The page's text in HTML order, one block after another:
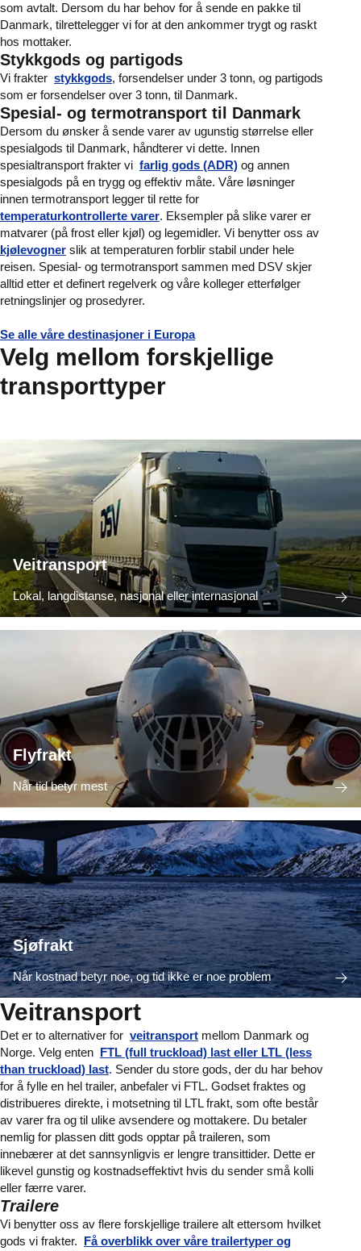
som avtalt. Dersom du har behov for å sende en pakke til
Danmark, tilrettelegger vi for at den ankommer trygt og raskt
hos mottaker.
Stykkgods og partigods
Vi frakter stykkgods, forsendelser under 3 tonn, og partigods
som er forsendelser over 3 tonn, til Danmark.
Spesial- og termotransport til Danmark
Dersom du ønsker å sende varer av ugunstig størrelse eller
spesialgods til Danmark, håndterer vi dette. Innen
spesialtransport frakter vi farlig gods (ADR) og annen
spesialgods på en trygg og effektiv måte. Våre løsninger
innen termotransport legger til rette for
temperaturkontrollerte varer. Eksempler på slike varer er
matvarer (på frost eller kjøl) og legemidler. Vi benytter oss av
kjølevogner slik at temperaturen forblir stabil under hele
reisen. Spesial- og termotransport sammen med DSV skjer
alltid etter et definert regelverk og våre kolleger etterfølger
retningslinjer og prosedyrer.
Se alle våre destinasjoner i Europa
Velg mellom forskjellige
transporttyper
Veitransport
Lokal, langdistanse, nasjonal eller internasjonal
Flyfrakt
Når tid betyr mest
Sjøfrakt
Når kostnad betyr noe, og tid ikke er noe problem
Veitransport
Det er to alternativer for veitransport mellom Danmark og
Norge. Velg enten FTL (full truckload) last eller LTL (less
than truckload) last. Sender du store gods, der du har behov
for å fylle en hel trailer, anbefaler vi FTL. Godset fraktes og
distribueres direkte, i motsetning til LTL frakt, som ofte består
av varer fra og til ulike avsendere og mottakere. Du betaler
nemlig for plassen ditt gods opptar på traileren, som
innebærer at det sannsynligvis er lengre transittider. Dette er
likevel gunstig og kostnadseffektivt hvis du sender små kolli
eller færre varer.
Trailere
Vi benytter oss av flere forskjellige trailere alt ettersom hvilket
gods vi frakter. Få overblikk over våre trailertyper og